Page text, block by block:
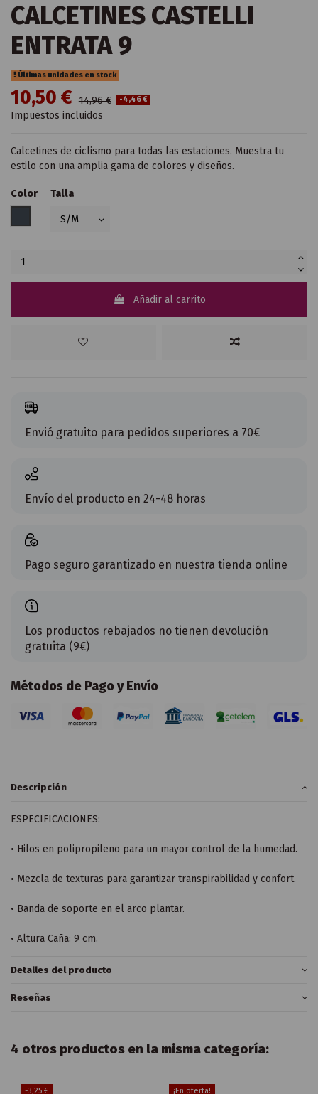
CALCETINES CASTELLI
ENTRATA 9
Últimas unidades en stock
10,50 € 14,96 € -4,46 €
Impuestos incluidos
Calcetines de ciclismo para todas las estaciones. Muestra tu
estilo con una amplia gama de colores y diseños.
Color
Talla
Añadir al carrito
Envió gratuito para pedidos superiores a 70€
Envío del producto en 24-48 horas
Pago seguro garantizado en nuestra tienda online
Los productos rebajados no tienen devolución
gratuita (9€)
Métodos de Pago y Envío
Descripción
ESPECIFICACIONES:
• Hilos en polipropileno para un mayor control de la humedad.
• Mezcla de texturas para garantizar transpirabilidad y confort.
• Banda de soporte en el arco plantar.
• Altura Caña: 9 cm.
Detalles del producto
Reseñas
4 otros productos en la misma categoría:
-3,25 € ¡En oferta!